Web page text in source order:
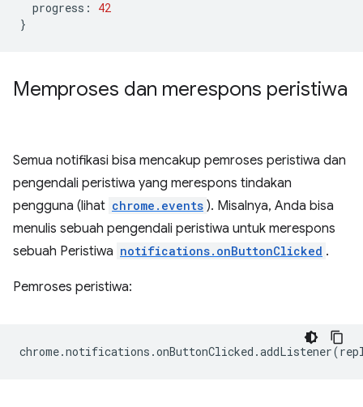
progress :
42
}
Memproses dan merespons peristiwa
Semua notifikasi bisa mencakup pemroses peristiwa dan
pengendali peristiwa yang merespons tindakan
pengguna (lihat chrome.events ). Misalnya, Anda bisa
menulis sebuah pengendali peristiwa untuk merespons
sebuah Peristiwa notifications.onButtonClicked .
Pemroses peristiwa:
chrome.notifications .onButtonClicked .addListener(